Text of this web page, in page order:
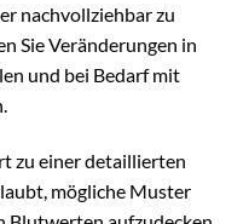
nachvollziehbar zu
Sie Veränderungen in
und bei Bedarf mit
zu einer detaillierten
mögliche Muster